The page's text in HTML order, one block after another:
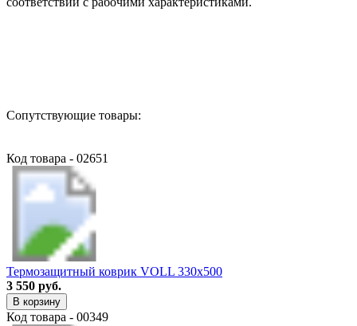
Сопутствующие товары:
Код товара - 02651
Термозащитный коврик VOLL 330х500
3 550 руб.
В корзину
Код товара - 00349